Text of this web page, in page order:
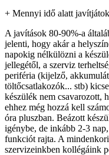
+ Mennyi idő alatt
A javítások 80-90%-a
jelenti, hogy akár a
napokig nélkülözni a
jellegétől, a szerviz
periféria (kijelző,
töltőcsatlakozók... stb)
készülék nem csavarozott,
ehhez még hozzá kell
óra pluszban. Beázott
igénybe, de inkább 2-3
funkciót rajta. A
szervizeinkben kollégáink